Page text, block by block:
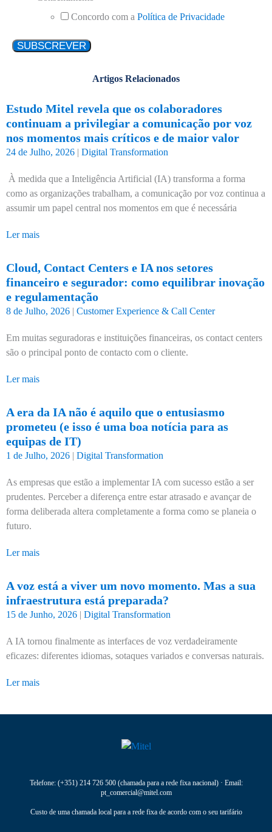
Concordo com a Política de Privacidade
Artigos Relacionados
Estudo Mitel revela que os colaboradores
continuam a privilegiar a comunicação por voz
nos momentos mais críticos e de maior valor
24 de Julho, 2026 | Digital Transformation
À medida que a Inteligência Artificial (IA) transforma a forma
como as organizações trabalham, a comunicação por voz continua a
assumir um papel central nos momentos em que é necessária
Ler mais
Cloud, Contact Centers e IA nos setores
financeiro e segurador: como equilibrar inovação
e regulamentação
8 de Julho, 2026 | Customer Experience & Call Center
Em muitas seguradoras e instituições financeiras, os contact centers
são o principal ponto de contacto com o cliente.
Ler mais
A era da IA não é aquilo que o entusiasmo
prometeu (e isso é uma boa notícia para as
equipas de IT)
1 de Julho, 2026 | Digital Transformation
As empresas que estão a implementar IA com sucesso estão a ser
prudentes. Perceber a diferença entre estar atrasado e avançar de
forma deliberada altera completamente a forma como se planeia o
futuro.
Ler mais
A voz está a viver um novo momento. Mas a sua
infraestrutura está preparada?
15 de Junho, 2026 | Digital Transformation
A IA tornou finalmente as interfaces de voz verdadeiramente
eficazes: diferentes idiomas, sotaques variados e conversas naturais.
Ler mais
Telefone: (+351) 214 726 500(chamada para a rede fixa nacional) · Email:
pt_comercial@mitel.com
Custo de uma chamada local para a rede fixa de acordo com o seu tarifário